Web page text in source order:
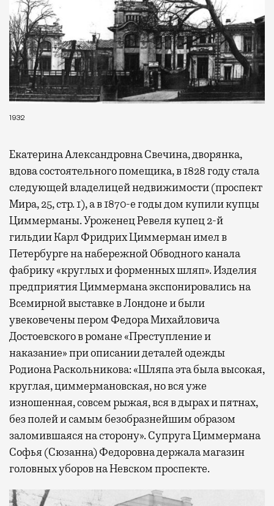
1932
Екатерина Александровна Свечина, дворянка,
вдова состоятельного помещика, в 1828 году стала
следующей владелицей недвижимости (проспект
Мира, 25, стр. 1), а в 1870-е годы дом купили купцы
Циммерманы. Уроженец Ревеля купец 2-й
гильдии Карл Фридрих Циммерман имел в
Петербурге на набережной Обводного канала
фабрику «круглых и форменных шляп». Изделия
предприятия Циммермана экспонировались на
Всемирной выставке в Лондоне и были
увековечены пером Федора Михайловича
Достоевского в романе «Преступление и
наказание» при описании деталей одежды
Родиона Раскольникова: «Шляпа эта была высокая,
круглая, циммермановская, но вся уже
изношенная, совсем рыжая, вся в дырах и пятнах,
без полей и самым безобразнейшим образом
заломившаяся на сторону». Супруга Циммермана
Софья (Сюзанна) Федоровна держала магазин
головных уборов на Невском проспекте.